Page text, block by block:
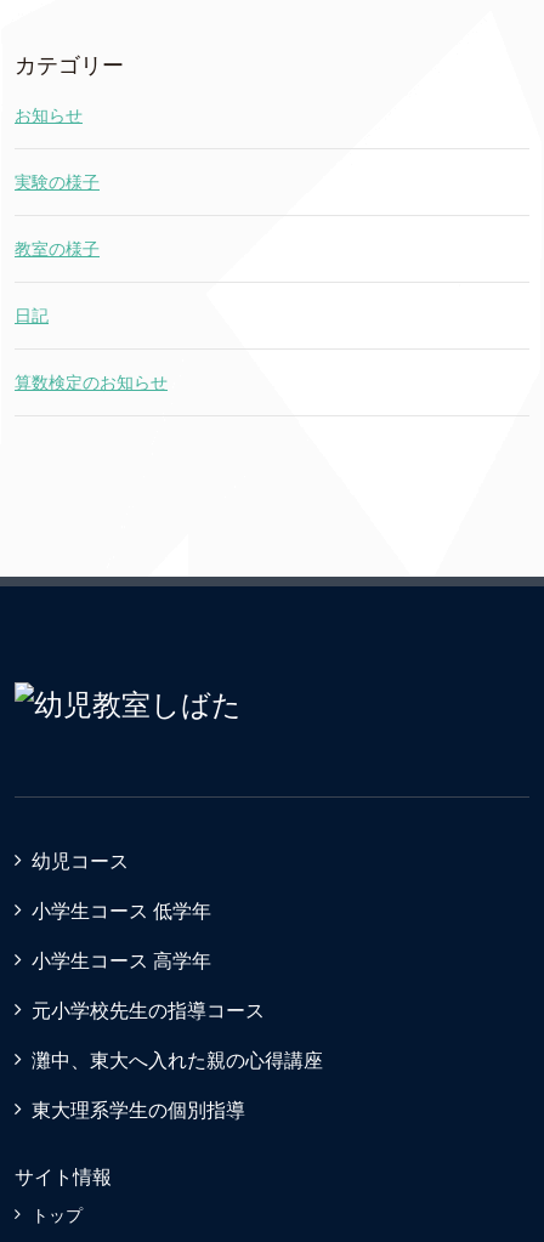
カテゴリー
お知らせ
実験の様子
教室の様子
日記
算数検定のお知らせ
幼児コース
小学生コース 低学年
小学生コース 高学年
元小学校先生の指導コース
灘中、東大へ入れた親の心得講座
東大理系学生の個別指導
サイト情報
トップ